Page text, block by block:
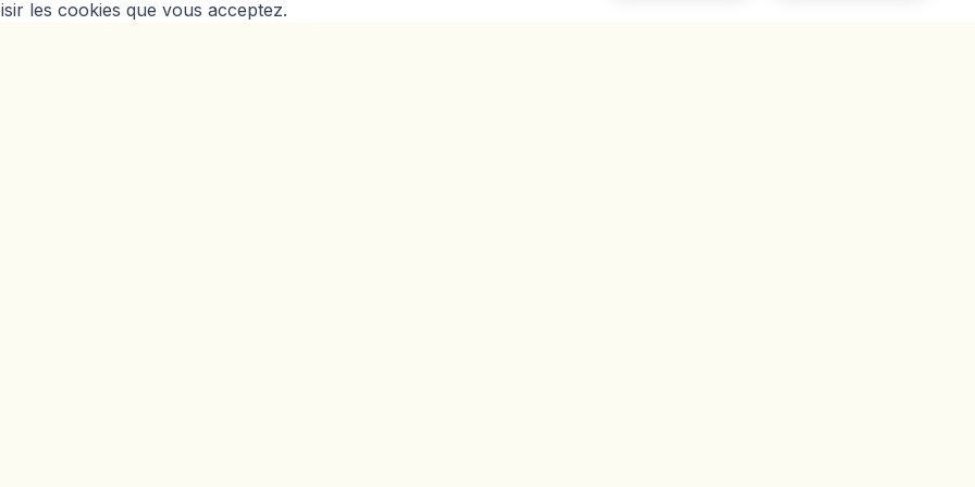
Nutrigénétique et alimentation
les cookies que vous acceptez.